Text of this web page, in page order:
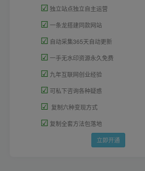
☑ 独立站点独立自主运营
☑ 一条龙搭建同款网站
☑ 自动采集365天自动更新
☑ 一手无水印资源永久免费
☑ 九年互联网创业经验
☑ 可私下咨询各种疑惑
☑ 复制六种变现方式
☑ 复制全套方法包落地
立即开通